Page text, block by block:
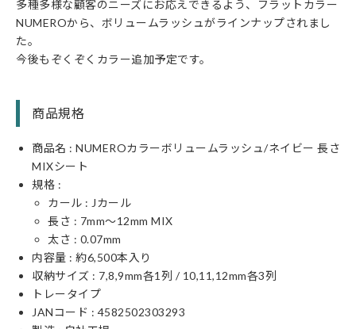
多種多様な顧客のニーズにお応えできるよう、フラットカラー
NUMEROから、ボリュームラッシュがラインナップされまし
た。
今後もぞくぞくカラー追加予定です。
商品規格
商品名 : NUMEROカラーボリュームラッシュ/ネイビー 長さ
MIXシート
規格 :
カール : Jカール
長さ : 7mm〜12mm MIX
太さ : 0.07mm
内容量 : 約6,500本入り
収納サイズ : 7,8,9mm各1列 / 10,11,12mm各3列
トレータイプ
JANコード : 4582502303293